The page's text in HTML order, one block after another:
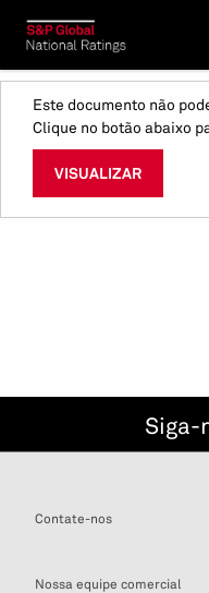
Este documento não
Clique no botão abaixo
VISUALIZAR
Siga-
Contate-nos
Nossa equipe comercial